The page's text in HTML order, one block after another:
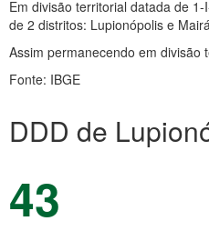
Em divisão territorial datada de
de 2 distritos: Lupionópolis e
Assim permanecendo em divisão
Fonte: IBGE
DDD de
43